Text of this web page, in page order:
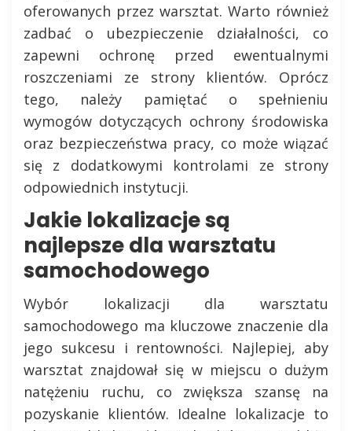
oferowanych przez warsztat. Warto również
zadbać o ubezpieczenie działalności, co
zapewni ochronę przed ewentualnymi
roszczeniami ze strony klientów. Oprócz
tego, należy pamiętać o spełnieniu
wymogów dotyczących ochrony środowiska
oraz bezpieczeństwa pracy, co może wiązać
się z dodatkowymi kontrolami ze strony
odpowiednich instytucji.
Jakie lokalizacje są
najlepsze dla warsztatu
samochodowego
Wybór lokalizacji dla warsztatu
samochodowego ma kluczowe znaczenie dla
jego sukcesu i rentowności. Najlepiej, aby
warsztat znajdował się w miejscu o dużym
natężeniu ruchu, co zwiększa szansę na
pozyskanie klientów. Idealne lokalizacje to